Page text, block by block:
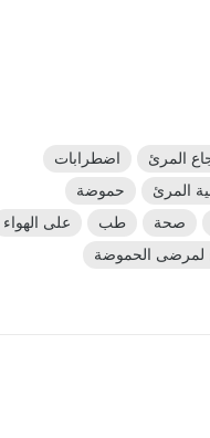
المرئ
اضطرابات
المرئ
حموضة
صحة طب
على الهواء
لمرضى الحموضة